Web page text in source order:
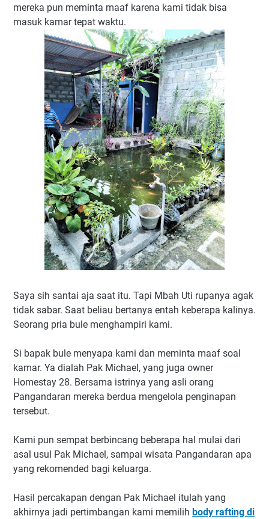
mereka pun meminta maaf karena kami tidak bisa
masuk kamar tepat waktu.
Saya sih santai aja saat itu. Tapi Mbah Uti rupanya agak
tidak sabar. Saat beliau bertanya entah keberapa kalinya.
Seorang pria bule menghampiri kami.
Si bapak bule menyapa kami dan meminta maaf soal
kamar. Ya dialah Pak Michael, yang juga owner
Homestay 28. Bersama istrinya yang asli orang
Pangandaran mereka berdua mengelola penginapan
tersebut.
Kami pun sempat berbincang beberapa hal mulai dari
asal usul Pak Michael, sampai wisata Pangandaran apa
yang rekomended bagi keluarga.
Hasil percakapan dengan Pak Michael itulah yang
akhirnya jadi pertimbangan kami memilih body rafting di